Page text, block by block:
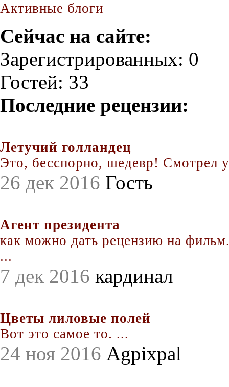
Активные блоги
Сейчас на сайте:
Зарегистрированных: 0
Гостей: 33
Последние рецензии:
Летучий голландец
Это, бесспорно, шедевр! Смотрел
26 дек 2016 Гость
Агент президента
как можно дать рецензию на
...
7 дек 2016 кардинал
Цветы лиловые полей
Вот это самое то. ...
24 ноя 2016 Agpixpal